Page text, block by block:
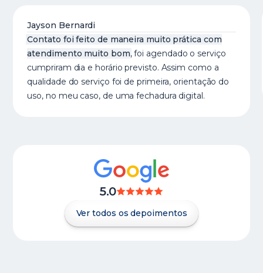
Jayson Bernardi
Contato foi feito de maneira muito prática com
atendimento muito bom, foi agendado o serviço
cumpriram dia e horário previsto. Assim como a
qualidade do serviço foi de primeira, orientação do
uso, no meu caso, de uma fechadura digital.
5.0
Ver todos os depoimentos